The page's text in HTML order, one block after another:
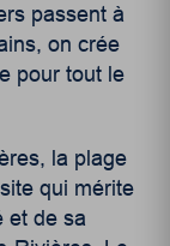
passent à
on crée
pour tout le
la plage
qui mérite
et de sa